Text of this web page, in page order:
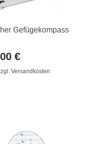
Gefügekompass
€
Versandkosten